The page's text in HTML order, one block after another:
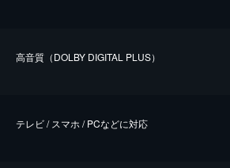
⾼⾳質（DOLBY DIGITAL PLUS）
テレビ / スマホ / PCなどに対応